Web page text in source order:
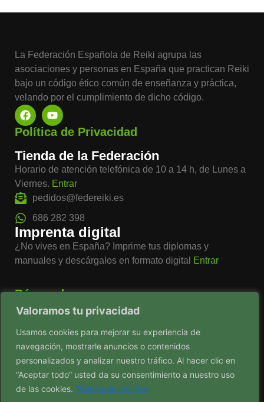
Valoramos tu privacidad
Usamos cookies para mejorar su experiencia de
navegación, mostrarle anuncios o contenidos
personalizados y analizar nuestro tráfico. Al hacer clic en
“Aceptar todo” usted da su consentimiento a nuestro uso
de las cookies. Política de cookies
La Federación Española de Reiki agrupa las
asociaciones y personas en España que practican Reiki
bajo un código ético común de enseñanza y práctica,
velando por el cumplimiento de dicho código.
Política de Privacidad
Tienda de la Federación
Horario de atención telefónica de 10 a 14 h, de Lunes a
Viernes. Entrar
pedidos@federeiki.es
686 282 398
Imprenta digital
¿No vives en España? Imprime tus diplomas y
manuales y descárgalos en formato digital
Entrar
Búsqueda
Ver mapa del sitio